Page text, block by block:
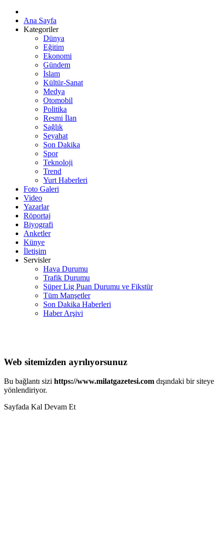
Ana Sayfa
Kategoriler
Dünya
Eğitim
Ekonomi
Gündem
İslam
Kültür-Sanat
Medya
Otomobil
Politika
Resmi İlan
Sağlık
Seyahat
Son Dakika
Spor
Teknoloji
Trend
Yurt Haberleri
Foto Galeri
Video
Yazarlar
Röportaj
Biyografi
Anketler
Künye
İletişim
Servisler
Hava Durumu
Trafik Durumu
Süper Lig Puan Durumu ve Fikstür
Tüm Manşetler
Son Dakika Haberleri
Haber Arşivi
Web sitemizden ayrılıyorsunuz
Bu bağlantı sizi https://www.milatgazetesi.com dışındaki bir siteye
yönlendiriyor.
Sayfada Kal Devam Et